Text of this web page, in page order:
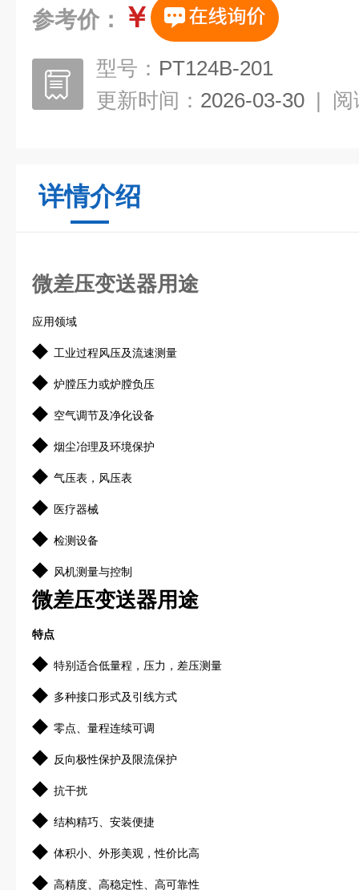
参考价： ￥
型号： PT124B-201
更新时间： 2026-03-30 | 阅
详情介绍
微差压变送器用途
应用领域
◆ 工业过程风压及流速测量
◆ 炉膛压力或炉膛负压
◆ 空气调节及净化设备
◆ 烟尘冶理及环境保护
◆ 气压表，风压表
◆ 医疗器械
◆ 检测设备
◆ 风机测量与控制
微差压变送器用途
特点
◆ 特别适合低量程，压力，差压测量
◆ 多种接口形式及引线方式
◆ 零点、量程连续可调
◆ 反向极性保护及限流保护
◆ 抗干扰
◆ 结构精巧、安装便捷
◆ 体积小、外形美观，性价比高
◆ 高精度、高稳定性、高可靠性